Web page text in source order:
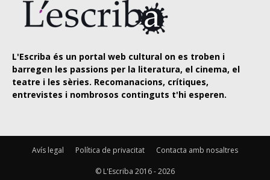
L'Escriba és un portal web cultural on es troben i
barregen les passions per la literatura, el cinema, el
teatre i les sèries. Recomanacions, crítiques,
entrevistes i nombrosos continguts t'hi esperen.
Avís legal Política de privacitat Contacta amb nosaltres
© L'Escriba 2016 -2026